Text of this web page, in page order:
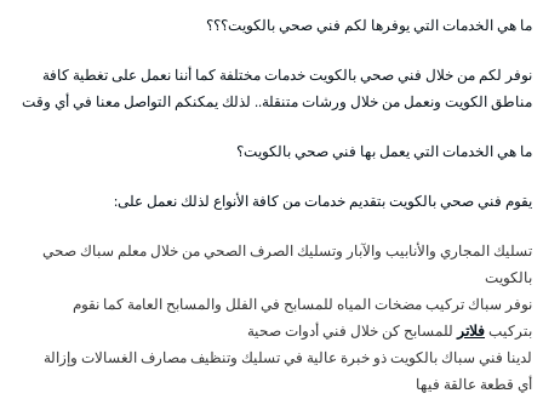
ما هي الخدمات التي يوفرها لكم فني صحي بالكويت؟؟؟
نوفر لكم من خلال فني صحي بالكويت خدمات مختلفة كما أننا نعمل على تغطية كافة
مناطق الكويت ونعمل من خلال ورشات متنقلة.. لذلك يمكنكم التواصل معنا في أي وقت
ما هي الخدمات التي يعمل بها فني صحي بالكويت؟
يقوم فني صحي بالكويت بتقديم خدمات من كافة الأنواع لذلك نعمل على:
تسليك المجاري والأنابيب والآبار وتسليك الصرف الصحي من خلال معلم سباك صحي
بالكويت
نوفر سباك تركيب مضخات المياه للمسابح في الفلل والمسابح العامة كما نقوم
بتركيبفلاتر للمسابح كن خلال فني أدوات صحية
لدينا فني سباك بالكويت ذو خبرة عالية في تسليك وتنظيف مصارف الغسالات وإزالة
أي قطعة عالقة فيها